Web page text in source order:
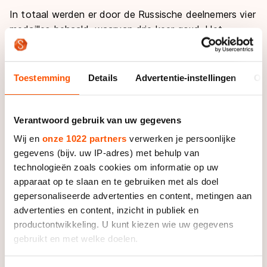
Toestemming Details Advertentie-instellingen
Verantwoord gebruik van uw gegevens
Wij en onze 1022 partners verwerken je persoonlijke
gegevens (bijv. uw IP-adres) met behulp van
technologieën zoals cookies om informatie op uw
apparaat op te slaan en te gebruiken met als doel
gepersonaliseerde advertenties en content, metingen aan
advertenties en content, inzicht in publiek en
productontwikkeling. U kunt kiezen wie uw gegevens
gebruikt en met welke doelen.
In totaal werden er door de Russische deelnemers vier
medailles behaald, waarvan drie keer goud. Het
grootste succes was er op de 500 meter bij de
dames.
was op deze afstand ook voor Rusland, namelijk voor
Irina Arsjinova (39,42 en 39,40). Marija Sizova uit
Kazachstan klokte 40,59 en 40,38 en werd daarmee
derde.
Avelina Hijlkema eindigde als beste Nederlandse op
plaats vijf met tijden van 40,49 en 40,51. Moniek
Klijnstra (41,55 en 40,85) vond zichzelf uiteindelijk
terug op de twaalfde plaats.